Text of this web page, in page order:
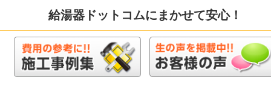
給湯器ドットコムにまかせて安心！